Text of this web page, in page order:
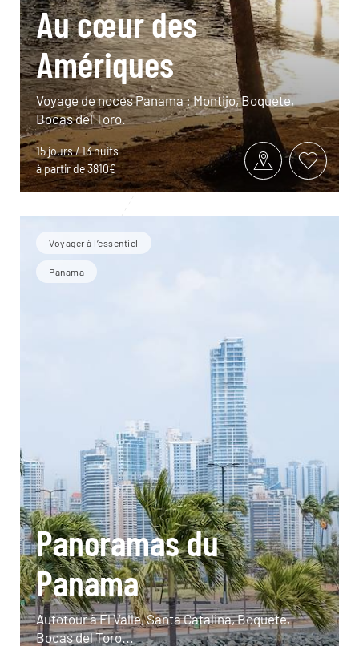
Au cœur des
Amériques
Voyage de noces Panama : Montijo, Boquete,
Bocas del Toro.
15 jours / 13 nuits
à partir de 3810€
Voyager à l’essentiel
Panama
Panoramas du
Panama
Autotour à El Valle, Santa Catalina, Boquete,
Bocas del Toro...